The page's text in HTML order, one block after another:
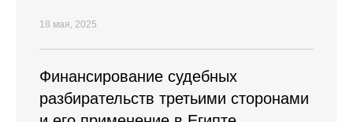
18 мая, 2025
Финансирование судебных
разбирательств третьими сторонами